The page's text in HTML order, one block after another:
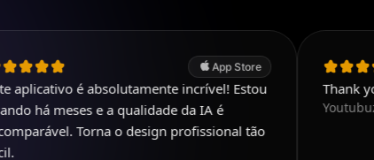
App Store
é absolutamente incrível! Estou
e a qualidade da IA é
Torna o design profissional tão
Thank you. Very
Youtubuzu